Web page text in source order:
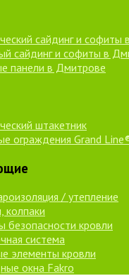
сайдинг и софиты
сайдинг и софиты в
панели в Дмитрове
штакетник
ограждения Grand
/ утепление
колпаки
безопасности кровли
система
элементы кровли
окна Fakro